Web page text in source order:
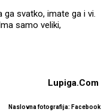
svatko, imate ga i vi.
samo veliki,
Lupiga.Com
Naslovna fotografija: Facebook